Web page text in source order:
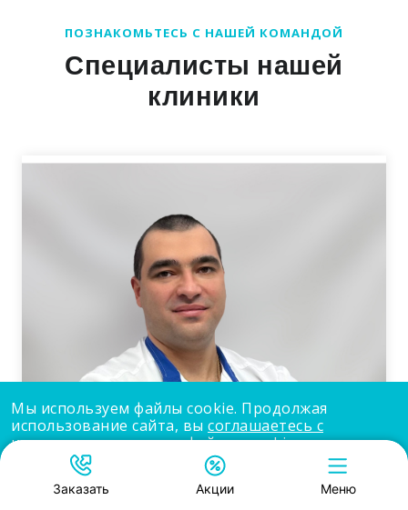
ПОЗНАКОМЬТЕСЬ С НАШЕЙ КОМАНДОЙ
Специалисты нашей
клиники
Мы используем файлы cookie. Продолжая
использование сайта, вы соглашаетесь с
использованием нами файлов cookie.
Принять
Заказать Акции Меню